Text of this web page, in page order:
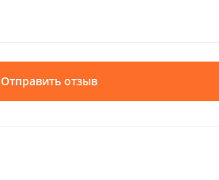
Отправить отзыв